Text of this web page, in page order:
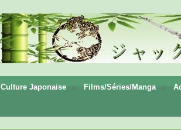
Culture Japonaise Films/Séries/Manga